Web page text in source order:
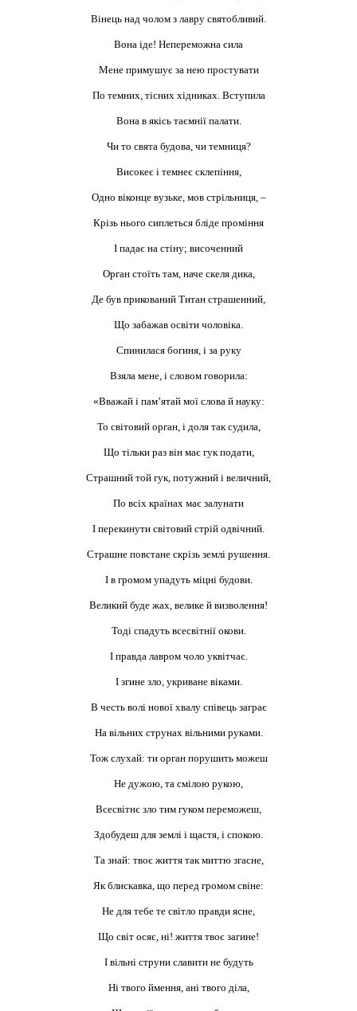
Вінець над чолом з лавру святобливий.
Вона іде! Непереможна сила
Мене примушує за нею простувати
По темних, тісних хідниках. Вступила
Вона в якісь таємнії палати.
Чи то свята будова, чи темниця?
Високеє і темнеє склепіння,
Одно віконце вузьке, мов стрільниця, –
Крізь нього сиплеться бліде проміння
І падає на стіну; височенний
Орган стоїть там, наче скеля дика,
Де був прикований Титан страшенний,
Що забажав освіти чоловіка.
Спинилася богиня, і за руку
Взяла мене, і словом говорила:
«Вважай і пам’ятай мої слова й науку:
То світовий орган, і доля так судила,
Що тільки раз він має гук подати,
Страшний той гук, потужний і величний,
По всіх країнах має залунати
І перекинути світовий стрій одвічний.
Страшне повстане скрізь землі рушення.
І в громом упадуть міцні будови.
Великий буде жах, велике й визволення!
Тоді спадуть всесвітнії окови.
І правда лавром чоло уквітчає.
І згине зло, укриване віками.
В честь волі нової хвалу співець заграє
На вільних струнах вільними руками.
Тож слухай: ти орган порушить можеш
Не дужою, та смілою рукою,
Всесвітнє зло тим гуком переможеш,
Здобудеш для землі і щастя, і спокою.
Та знай: твоє життя так миттю згасне,
Як блискавка, що перед громом свіне:
Не для тебе те світло правди ясне,
Що світ осяє, ні! життя твоє загине!
І вільні струни славити не будуть
Ні твого ймення, ані твого діла,